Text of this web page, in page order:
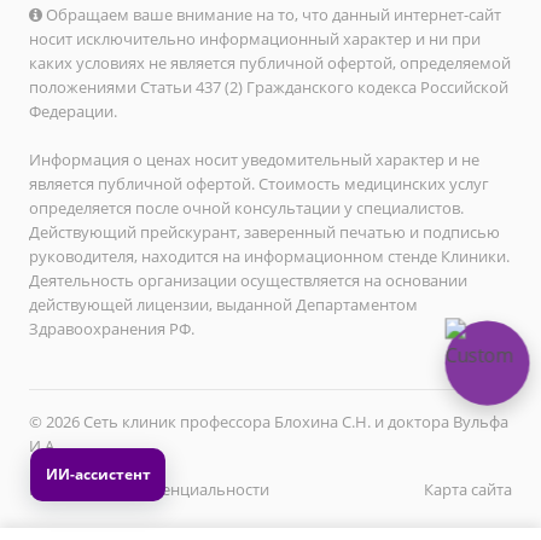
Обращаем ваше внимание на то, что данный интернет-сайт
носит исключительно информационный характер и ни при
каких условиях не является публичной офертой, определяемой
положениями Статьи 437 (2) Гражданского кодекса Российской
Федерации.
Информация о ценах носит уведомительный характер и не
является публичной офертой. Стоимость медицинских услуг
определяется после очной консультации у специалистов.
Действующий прейскурант, заверенный печатью и подписью
руководителя, находится на информационном стенде Клиники.
Деятельность организации осуществляется на основании
действующей лицензии, выданной Департаментом
Здравоохранения РФ.
© 2026 Сеть клиник профессора Блохина С.Н. и доктора Вульфа
И.А.
Политика конфиденциальности
Карта сайта